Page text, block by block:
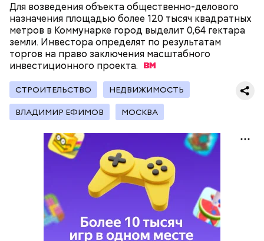
Для возведения объекта общественно-делового
назначения площадью более 120 тысяч квадратных
метров в Коммунарке город выделит 0,64 гектара
земли. Инвестора определят по результатам
торгов на право заключения масштабного
инвестиционного проекта.
СТРОИТЕЛЬСТВО НЕДВИЖИМОСТЬ
ВЛАДИМИР ЕФИМОВ МОСКВА
На главной странице сайтаkarta.mos.ruможно
найти тематические подборки скидок и самые
выгодные предложения, которые доступны на
данный момент.
Где проходит
«Кинематографическая лужа»:
экранизации «Мастера и
Маргариты»
Большой Гнездниковский переулок
удивит новая экранизация
«Мастера и Маргариты»